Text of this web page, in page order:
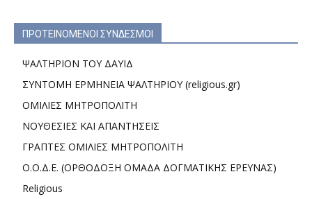
ΠΡΟΤΕΙΝΟΜΕΝΟΙ ΣΥΝΔΕΣΜΟΙ
ΨΑΛΤΗΡΙΟΝ ΤΟΥ ΔΑΥΙΔ
ΣΥΝΤΟΜΗ ΕΡΜΗΝΕΙΑ ΨΑΛΤΗΡΙΟΥ (religious.gr)
ΟΜΙΛΙΕΣ ΜΗΤΡΟΠΟΛΙΤΗ
ΝΟΥΘΕΣΙΕΣ ΚΑΙ ΑΠΑΝΤΗΣΕΙΣ
ΓΡΑΠΤΕΣ ΟΜΙΛΙΕΣ ΜΗΤΡΟΠΟΛΙΤΗ
Ο.Ο.Δ.Ε. (ΟΡΘΟΔΟΞΗ ΟΜΑΔΑ ΔΟΓΜΑΤΙΚΗΣ ΕΡΕΥΝΑΣ)
Religious